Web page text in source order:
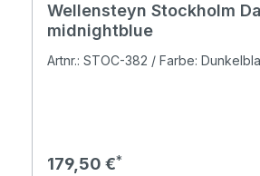
Wellensteyn Stockholm
midnightblue
Artnr.: STOC-382 / Farbe:
Regulärer Preis:
179,50 €